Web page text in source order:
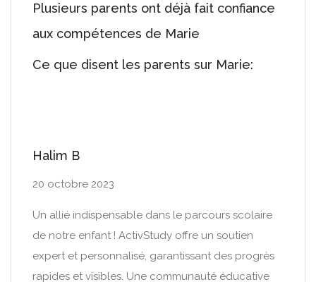
Plusieurs parents ont déjà fait confiance
aux compétences de Marie
Ce que disent les parents sur Marie:
Halim B
20 octobre 2023
Un allié indispensable dans le parcours scolaire
de notre enfant ! ActivStudy offre un soutien
expert et personnalisé, garantissant des progrès
rapides et visibles. Une communauté éducative